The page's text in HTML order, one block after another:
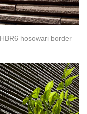
HBR6 hosowari border